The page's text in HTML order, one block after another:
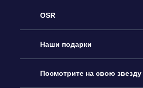
OSR
Обслуживание
Как с нами связаться
Наши подарки
Онлайн подарок Online Star Gift
Посмотрите на свою звезду